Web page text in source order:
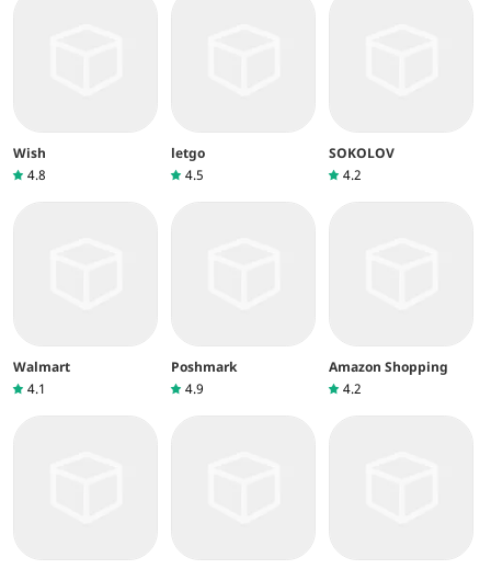
Wish
4.8
letgo
4.5
SOKOLOV
4.2
Walmart
4.1
Poshmark
4.9
Amazon Shopping
4.2